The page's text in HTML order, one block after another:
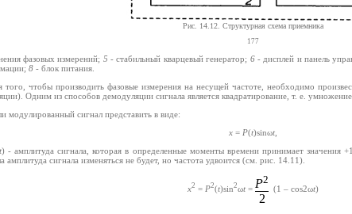
Рис. 14.12. Структурная схема приемника
177
фазовых измерений; 5 - стабильный кварцевый генератор; 6- дисплей и панель
8- блок питания.
того, чтобы производить фазовые измерения на несущей частоте, необходимо
Одним из способов демодуляции сигнала является квадратирование, т. е. умножение
модулированный сигнал представить в виде:
x = P(t)sinωt
) - амплитуда сигнала, которая в определенные моменты времени принимает значения
амплитуда сигнала изменяться не будет, но частота удвоится (см. рис. 14.11).
x2 = P2(t)sin2ωt = P2
2
(1 – cos2ωt)